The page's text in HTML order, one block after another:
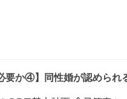
要か④】同性婚が認められ